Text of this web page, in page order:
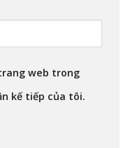
web trong
kế tiếp của tôi.